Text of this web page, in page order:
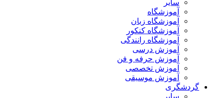
سایر
آموزشگاه
آموزشگاه زبان
آموزشگاه کنکور
آموزشگاه رانندگی
آموزش درسی
آموزش حرفه و فن
آموزش تخصصی
آموزش موسیقی
گردشگری